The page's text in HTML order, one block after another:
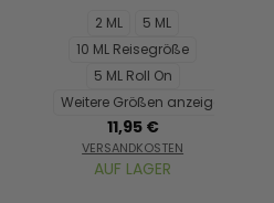
2 ML
5 ML
10 ML Reisegröße
5 ML Roll On
Weitere Größen anzeigen...
11,95 €
VERSANDKOSTEN
AUF LAGER